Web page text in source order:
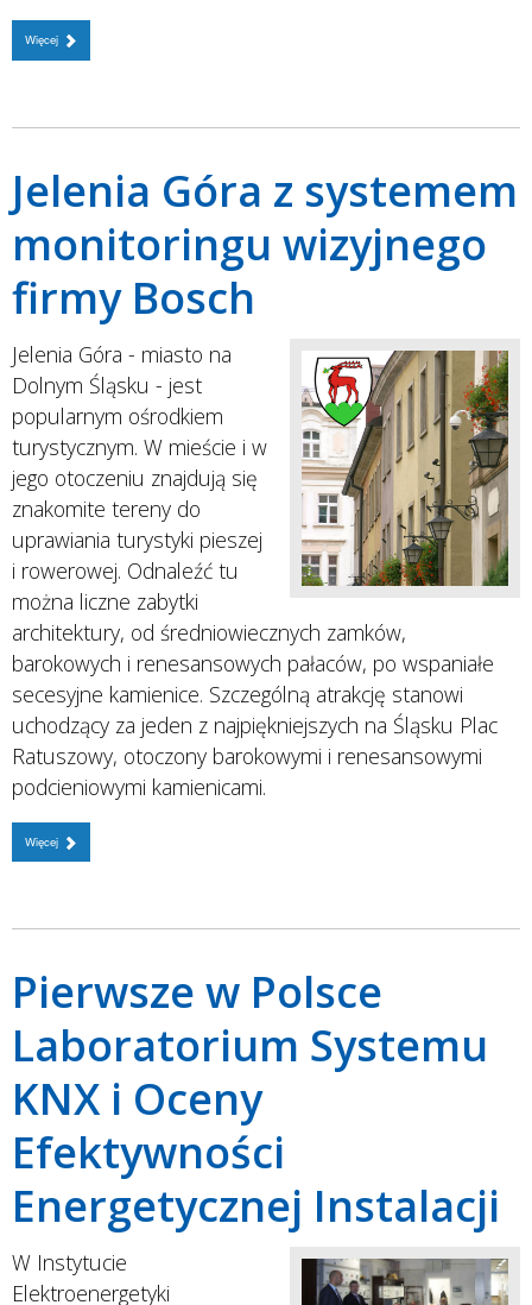
Więcej
Jelenia Góra z systemem
monitoringu wizyjnego
firmy Bosch
Jelenia Góra - miasto na
Dolnym Śląsku - jest
popularnym ośrodkiem
turystycznym. W mieście i w
jego otoczeniu znajdują się
znakomite tereny do
uprawiania turystyki pieszej
i rowerowej. Odnaleźć tu
można liczne zabytki
architektury, od średniowiecznych zamków,
barokowych i renesansowych pałaców, po wspaniałe
secesyjne kamienice. Szczególną atrakcję stanowi
uchodzący za jeden z najpiękniejszych na Śląsku Plac
Ratuszowy, otoczony barokowymi i renesansowymi
podcieniowymi kamienicami.
Więcej
Pierwsze w Polsce
Laboratorium Systemu
KNX i Oceny
Efektywności
Energetycznej Instalacji
W Instytucie
Elektroenergetyki